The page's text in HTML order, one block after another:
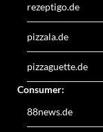
rezeptigo.de
pizzala.de
pizzaguette.de
Consumer:
88news.de